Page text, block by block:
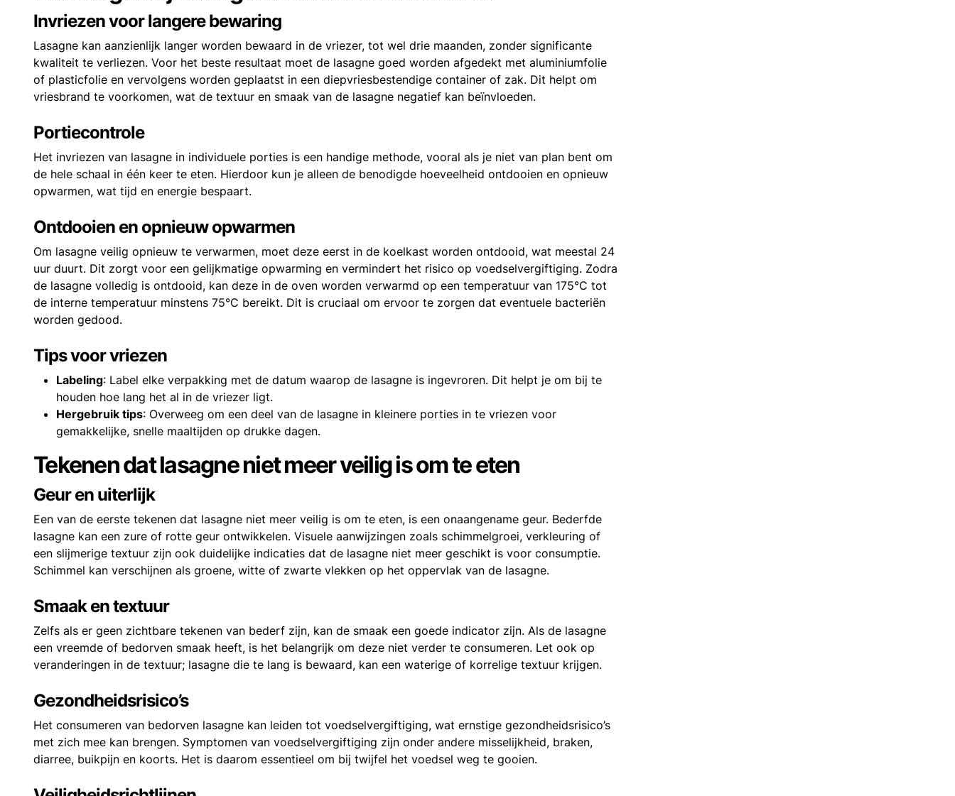
Invriezen voor langere bewaring
Lasagne kan aanzienlijk langer worden bewaard in de vriezer, tot wel drie maanden, zonder significante
kwaliteit te verliezen. Voor het beste resultaat moet de lasagne goed worden afgedekt met aluminiumfolie
of plasticfolie en vervolgens worden geplaatst in een diepvriesbestendige container of zak. Dit helpt om
vriesbrand te voorkomen, wat de textuur en smaak van de lasagne negatief kan beïnvloeden.
Portiecontrole
Het invriezen van lasagne in individuele porties is een handige methode, vooral als je niet van plan bent om
de hele schaal in één keer te eten. Hierdoor kun je alleen de benodigde hoeveelheid ontdooien en opnieuw
opwarmen, wat tijd en energie bespaart.
Ontdooien en opnieuw opwarmen
Om lasagne veilig opnieuw te verwarmen, moet deze eerst in de koelkast worden ontdooid, wat meestal 24
uur duurt. Dit zorgt voor een gelijkmatige opwarming en vermindert het risico op voedselvergiftiging. Zodra
de lasagne volledig is ontdooid, kan deze in de oven worden verwarmd op een temperatuur van 175°C tot
de interne temperatuur minstens 75°C bereikt. Dit is cruciaal om ervoor te zorgen dat eventuele bacteriën
worden gedood.
Tips voor vriezen
Labeling: Label elke verpakking met de datum waarop de lasagne is ingevroren. Dit helpt je om bij te
houden hoe lang het al in de vriezer ligt.
Hergebruik tips: Overweeg om een deel van de lasagne in kleinere porties in te vriezen voor
gemakkelijke, snelle maaltijden op drukke dagen.
Tekenen dat lasagne niet meer veilig is om te eten
Geur en uiterlijk
Een van de eerste tekenen dat lasagne niet meer veilig is om te eten, is een onaangename geur. Bederfde
lasagne kan een zure of rotte geur ontwikkelen. Visuele aanwijzingen zoals schimmelgroei, verkleuring of
een slijmerige textuur zijn ook duidelijke indicaties dat de lasagne niet meer geschikt is voor consumptie.
Schimmel kan verschijnen als groene, witte of zwarte vlekken op het oppervlak van de lasagne.
Smaak en textuur
Zelfs als er geen zichtbare tekenen van bederf zijn, kan de smaak een goede indicator zijn. Als de lasagne
een vreemde of bedorven smaak heeft, is het belangrijk om deze niet verder te consumeren. Let ook op
veranderingen in de textuur; lasagne die te lang is bewaard, kan een waterige of korrelige textuur krijgen.
Gezondheidsrisico’s
Het consumeren van bedorven lasagne kan leiden tot voedselvergiftiging, wat ernstige gezondheidsrisico’s
met zich mee kan brengen. Symptomen van voedselvergiftiging zijn onder andere misselijkheid, braken,
diarree, buikpijn en koorts. Het is daarom essentieel om bij twijfel het voedsel weg te gooien.